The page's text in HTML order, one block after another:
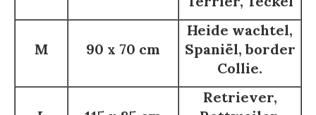
M 90 x 70 cm
Heide wachtel,
Spaniël, border
Collie.
Retriever,